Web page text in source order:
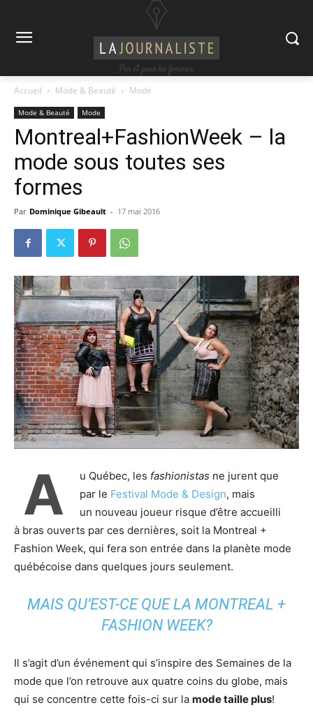
Accueil Mode & Beauté Mode
Mode & Beauté Mode
Montreal+FashionWeek – la
mode sous toutes ses
formes
Par Dominique Gibeault - 17 mai 2016
A u Québec, les fashionistas ne jurent que
par le Festival Mode & Design, mais
un nouveau joueur risque d’être accueilli
à bras ouverts par ces dernières, soit la Montreal +
Fashion Week, qui fera son entrée dans la planète mode
québécoise dans quelques jours seulement.
MAIS QU’EST-CE QUE LA MONTREAL +
FASHION WEEK?
Il s’agit d’un événement qui s’inspire des Semaines de la
mode que l’on retrouve aux quatre coins du globe, mais
qui se concentre cette fois-ci sur la mode taille plus!